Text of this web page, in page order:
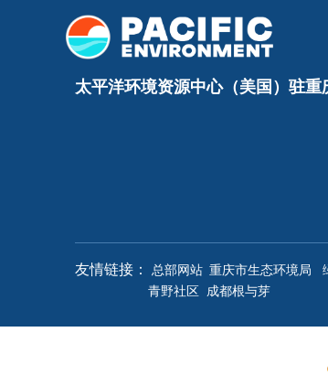
太平洋环境资源中心（美国）驻重
友情链接： 总部网站 重庆市生态环境局
青野社区 成都根与芽